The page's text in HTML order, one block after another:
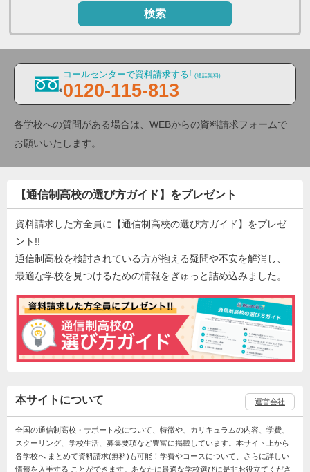
検索
コールセンターで資料請求する! (通話無料)
0120-115-813
各学校への質問がある場合は、WEBからの資料請求フォームで
お願いいたします。
【通信制高校の選び方ガイド】をプレゼント
資料請求した方全員に【通信制高校の選び方ガイド】をプレゼ
ント!!
通信制高校を検討されている方が抱える疑問や不安を解消し、
最適な学校を見つけるための情報をぎゅっと詰め込みました。
本サイトについて 運営会社
全国の通信制高校・サポート校について、特徴や、カリキュラムの内容、学費、
スクーリング、学校生活、募集要項など豊富に掲載しています。本サイト上から
各学校へ まとめて資料請求(無料)も可能！学費やコースについて、さらに詳しい
情報を入手する ことができます。あなたに最適な学校選びに是非お役立てくださ